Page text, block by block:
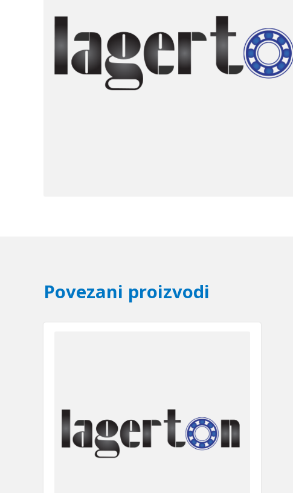
Povezani proizvodi